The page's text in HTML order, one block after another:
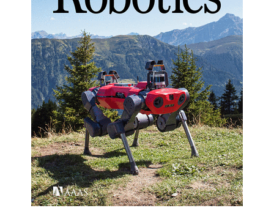
爱
搞
机